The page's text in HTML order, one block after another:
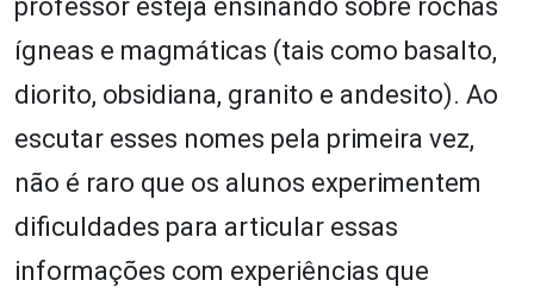
professor esteja ensinando sobre rochas
ígneas e magmáticas (tais como basalto,
diorito, obsidiana, granito e andesito). Ao
escutar esses nomes pela primeira vez,
não é raro que os alunos experimentem
dificuldades para articular essas
informações com experiências que